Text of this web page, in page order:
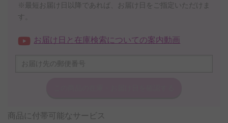
※最短お届け日以降であれば、お届け日をご指定いただけま
す。
お届け日と在庫検索についての案内動画
商品に付帯可能なサービス